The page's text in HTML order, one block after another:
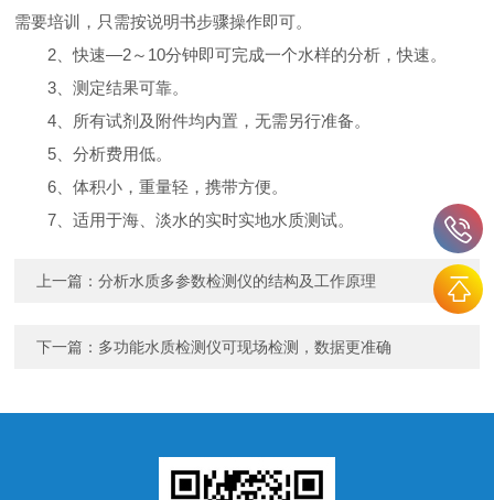
需要培训，只需按说明书步骤操作即可。
2、快速—2～10分钟即可完成一个水样的分析，快速。
3、测定结果可靠。
4、所有试剂及附件均内置，无需另行准备。
5、分析费用低。
6、体积小，重量轻，携带方便。
7、适用于海、淡水的实时实地水质测试。
上一篇：分析水质多参数检测仪的结构及工作原理
下一篇： 多功能水质检测仪可现场检测，数据更准确